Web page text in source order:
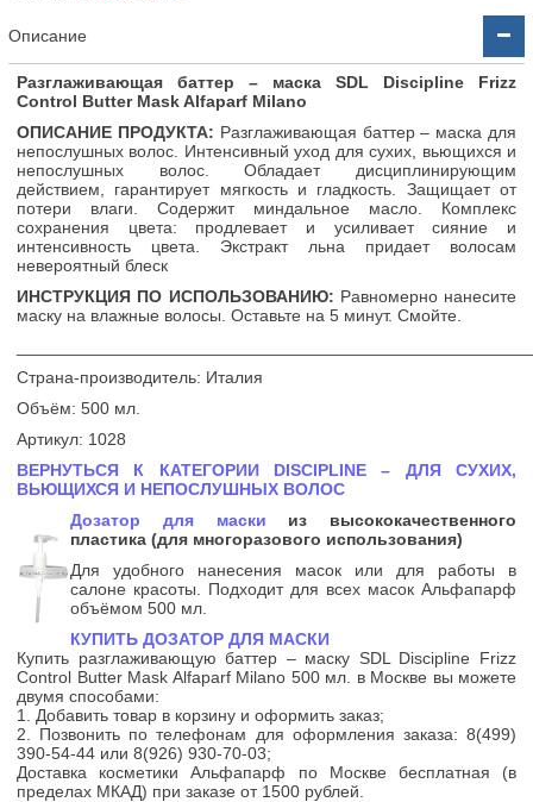
Описание
Разглаживающая баттер – маска SDL Discipline Frizz
Control Butter Mask Alfaparf Milano
ОПИСАНИЕ ПРОДУКТА: Разглаживающая баттер – маска для
непослушных волос. Интенсивный уход для сухих, вьющихся и
непослушных волос. Обладает дисциплинирующим
действием, гарантирует мягкость и гладкость. Защищает от
потери влаги. Содержит миндальное масло. Комплекс
сохранения цвета: продлевает и усиливает сияние и
интенсивность цвета. Экстракт льна придает волосам
невероятный блеск
ИНСТРУКЦИЯ ПО ИСПОЛЬЗОВАНИЮ: Равномерно нанесите
маску на влажные волосы. Оставьте на 5 минут. Смойте.
Страна-производитель: Италия
Объём: 500 мл.
Артикул: 1028
ВЕРНУТЬСЯ К КАТЕГОРИИ DISCIPLINE – ДЛЯ СУХИХ,
ВЬЮЩИХСЯ И НЕПОСЛУШНЫХ ВОЛОС
Дозатор для маски из высококачественного
пластика (для многоразового использования)
Для удобного нанесения масок или для работы в
салоне красоты. Подходит для всех масок Альфапарф
объёмом 500 мл.
КУПИТЬ ДОЗАТОР ДЛЯ МАСКИ
Купить разглаживающую баттер – маску SDL Discipline Frizz
Control Butter Mask Alfaparf Milano 500 мл. в Москве вы можете
двумя способами:
1. Добавить товар в корзину и оформить заказ;
2. Позвонить по телефонам для оформления заказа: 8(499)
390-54-44 или 8(926) 930-70-03;
Доставка косметики Альфапарф по Москве бесплатная (в
пределах МКАД) при заказе от 1500 рублей.